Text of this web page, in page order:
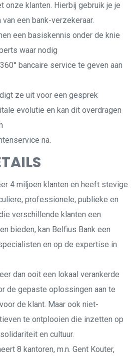
onze klanten. Hierbij gebruik je je
een bank-verzekeraar.
een basiskennis onder de knie
waar nodig
bancaire service te geven aan
ze uit voor een gesprek
evolutie en kan dit overdragen
na.
4 miljoen klanten en heeft stevige
professionele, publieke en
verschillende klanten een
bieden, kan Belfius Bank een
en op de expertise in
dan ooit een lokaal verankerde
de gepaste oplossingen aan te
de klant. Maar ook niet-
te ontplooien die inzetten op
en cultuur.
8 kantoren, m.n. Gent Kouter,